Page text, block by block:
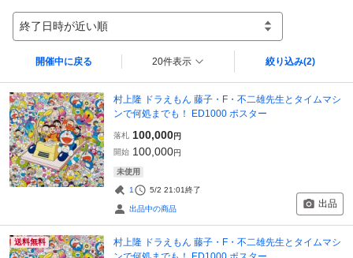
終了日時が近い順
開催中に戻る 20件表示 絞り込み(2)
村上隆 ドラえもん 藤子・F・不二雄先生とタイムマシ
ンで何処までも！ ED1000 ポスター
落札 100,000円
開始 100,000円
未使用
1 5/2 21:01終了
出品中の商品 出品
送料無料
村上隆 ドラえもん 藤子・F・不二雄先生とタイムマシ